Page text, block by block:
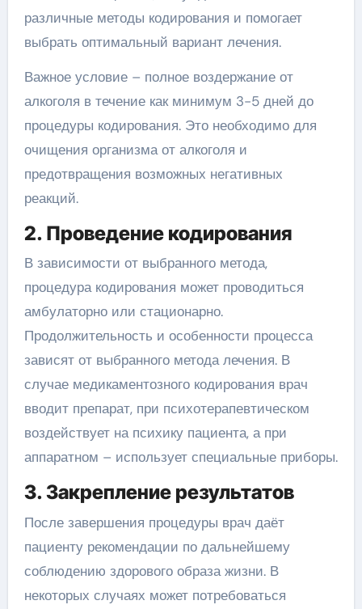
различные методы кодирования и помогает
выбрать оптимальный вариант лечения.
Важное условие – полное воздержание от
алкоголя в течение как минимум 3-5 дней до
процедуры кодирования. Это необходимо для
очищения организма от алкоголя и
предотвращения возможных негативных
реакций.
2. Проведение кодирования
В зависимости от выбранного метода,
процедура кодирования может проводиться
амбулаторно или стационарно.
Продолжительность и особенности процесса
зависят от выбранного метода лечения. В
случае медикаментозного кодирования врач
вводит препарат, при психотерапевтическом
воздействует на психику пациента, а при
аппаратном – использует специальные приборы.
3. Закрепление результатов
После завершения процедуры врач даёт
пациенту рекомендации по дальнейшему
соблюдению здорового образа жизни. В
некоторых случаях может потребоваться